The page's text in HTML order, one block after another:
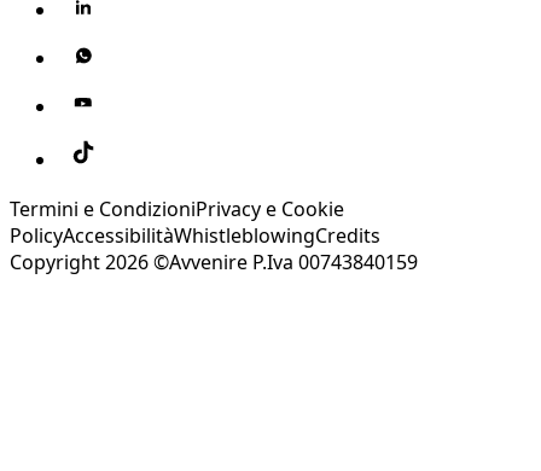
Termini e CondizioniPrivacy e Cookie
PolicyAccessibilitàWhistleblowingCredits
Copyright 2026 ©Avvenire P.Iva 00743840159